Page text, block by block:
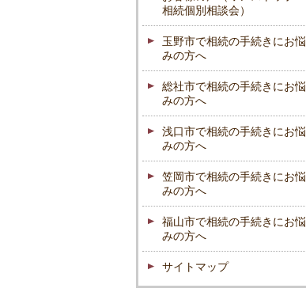
相続個別相談会）
玉野市で相続の手続きにお悩
みの方へ
総社市で相続の手続きにお悩
みの方へ
浅口市で相続の手続きにお悩
みの方へ
笠岡市で相続の手続きにお悩
みの方へ
福山市で相続の手続きにお悩
みの方へ
サイトマップ